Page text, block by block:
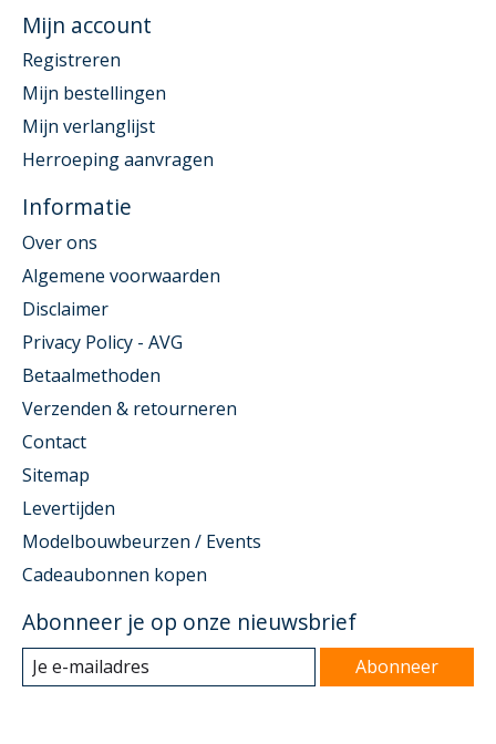
Mijn account
Registreren
Mijn bestellingen
Mijn verlanglijst
Herroeping aanvragen
Informatie
Over ons
Algemene voorwaarden
Disclaimer
Privacy Policy - AVG
Betaalmethoden
Verzenden & retourneren
Contact
Sitemap
Levertijden
Modelbouwbeurzen / Events
Cadeaubonnen kopen
Abonneer je op onze nieuwsbrief
Abonneer